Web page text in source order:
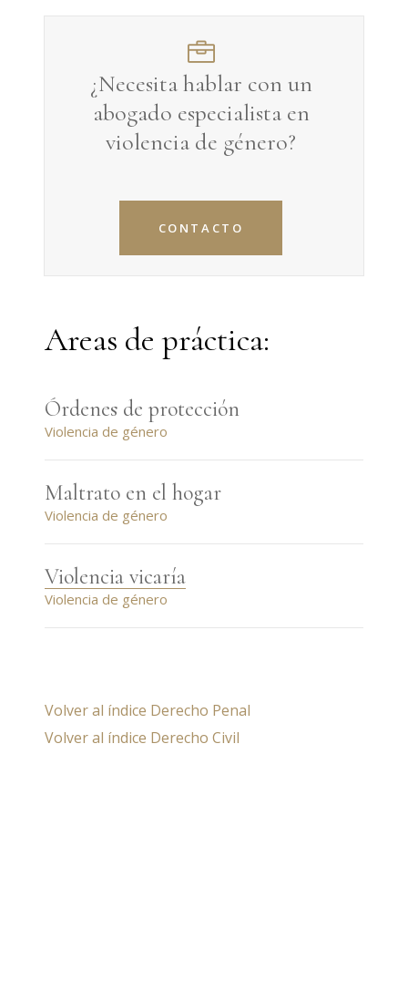
¿Necesita hablar con un
abogado especialista en
violencia de género?
CONTACTO
Areas de práctica:
Órdenes de protección
Violencia de género
Maltrato en el hogar
Violencia de género
Violencia vicaría
Violencia de género
Volver al índice Derecho Penal
Volver al índice Derecho Civil